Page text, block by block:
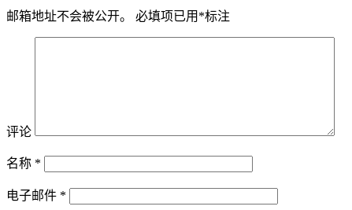
邮箱地址不会被公开。 必填项已用 *标注
评论
名称 *
电子邮件 *